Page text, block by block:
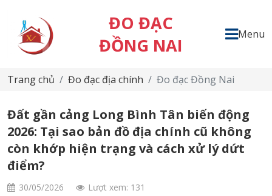
ĐO ĐẠC
ĐỒNG NAI
Menu
Trang chủ Đo đạc địa chính Đo đạc Đồng Nai
Đất gần cảng Long Bình Tân biến động
2026: Tại sao bản đồ địa chính cũ không
còn khớp hiện trạng và cách xử lý dứt
điểm?
30/05/2026 Lượt xem: 131